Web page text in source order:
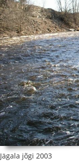
Jägala jõgi 2003